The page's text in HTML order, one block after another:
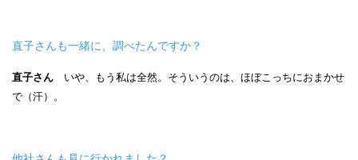
直子さんも一緒に、調べたんですか？
直子さん いや、もう私は全然。そういうのは、ほぼこっちにおまかせ
で（汗）。